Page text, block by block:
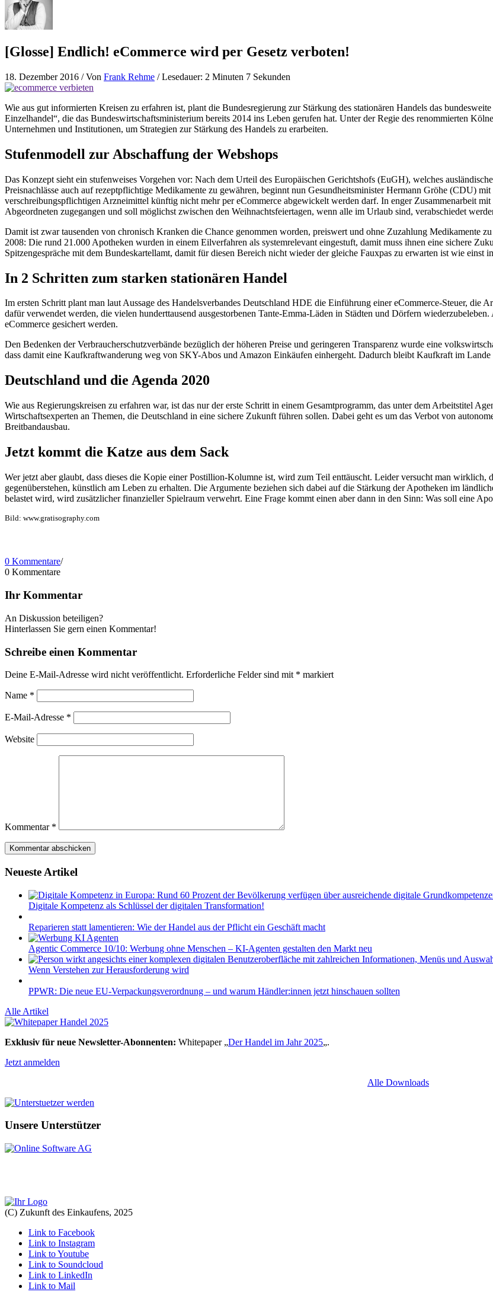
[Glosse] Endlich! eCommerce wird per Gesetz verboten!
18. Dezember 2016 / Von Frank Rehme / Lesedauer: 2 Minuten 7 Sekunden
Wie aus gut informierten Kreisen zu erfahren ist, plant die Bundesregierung zur Stärkung des stationären Handels das
Einzelhandel“, die das Bundeswirtschaftsministerium bereits 2014 ins Leben gerufen hat. Unter der Regie des renommierten
Unternehmen und Institutionen, um Strategien zur Stärkung des Handels zu erarbeiten.
Stufenmodell zur Abschaffung der Webshops
Das Konzept sieht ein stufenweises Vorgehen vor: Nach dem Urteil des Europäischen Gerichtshofs (EuGH), welches
Preisnachlässe auch auf rezeptpflichtige Medikamente zu gewähren, beginnt nun Gesundheitsminister Hermann Gröhe (CDU)
verschreibungspflichtigen Arzneimittel künftig nicht mehr per eCommerce abgewickelt werden darf. In enger Zusammenarbeit
Abgeordneten zugegangen und soll möglichst zwischen den Weihnachtsfeiertagen, wenn alle im Urlaub sind, verabschiedet
Damit ist zwar tausenden von chronisch Kranken die Chance genommen worden, preiswert und ohne Zuzahlung Medikamente
2008: Die rund 21.000 Apotheken wurden in einem Eilverfahren als systemrelevant eingestuft, damit muss ihnen eine sichere
Spitzengespräche mit dem Bundeskartellamt, damit für diesen Bereich nicht wieder der gleiche Fauxpas zu erwarten ist wie einst
In 2 Schritten zum starken stationären Handel
Im ersten Schritt plant man laut Aussage des Handelsverbandes Deutschland HDE die Einführung einer eCommerce-Steuer, die
dafür verwendet werden, die vielen hunderttausend ausgestorbenen Tante-Emma-Läden in Städten und Dörfern
eCommerce gesichert werden.
Den Bedenken der Verbraucherschutzverbände bezüglich der höheren Preise und geringeren Transparenz wurde eine
dass damit eine Kaufkraftwanderung weg von SKY-Abos und Amazon Einkäufen einhergeht. Dadurch bleibt Kaufkraft im
Deutschland und die Agenda 2020
Wie aus Regierungskreisen zu erfahren war, ist das nur der erste Schritt in einem Gesamtprogramm, das unter dem Arbeitstitel
Wirtschaftsexperten an Themen, die Deutschland in eine sichere Zukunft führen sollen. Dabei geht es um das Verbot von
Breitbandausbau.
Jetzt kommt die Katze aus dem Sack
Wer jetzt aber glaubt, dass dieses die Kopie einer Postillion-Kolumne ist, wird zum Teil enttäuscht. Leider versucht man
gegenüberstehen, künstlich am Leben zu erhalten. Die Argumente beziehen sich dabei auf die Stärkung der Apotheken im
belastet wird, wird zusätzlicher finanzieller Spielraum verwehrt. Eine Frage kommt einen aber dann in den Sinn: Was soll eine
Bild: www.gratisography.com
0 Kommentare/
0 Kommentare
Ihr Kommentar
An Diskussion beteiligen?
Hinterlassen Sie gern einen Kommentar!
Schreibe einen Kommentar
Deine E-Mail-Adresse wird nicht veröffentlicht. Erforderliche Felder sind mit * markiert
Name *
E-Mail-Adresse *
Website
Kommentar *
Neueste Artikel
Digitale Kompetenz als Schlüssel der digitalen Transformation!
Reparieren statt lamentieren: Wie der Handel aus der Pflicht ein Geschäft macht
Agentic Commerce 10/10: Werbung ohne Menschen – KI-Agenten gestalten den Markt neu
Wenn Verstehen zur Herausforderung wird
PPWR: Die neue EU-Verpackungsverordnung – und warum Händler:innen jetzt hinschauen sollten
Alle Artikel
Exklusiv für neue Newsletter-Abonnenten: Whitepaper „Der Handel im Jahr 2025„.
Jetzt anmelden
Alle Downloads
Unsere Unterstützer
(C) Zukunft des Einkaufens, 2025
Link to Facebook
Link to Instagram
Link to Youtube
Link to Soundcloud
Link to LinkedIn
Link to Mail